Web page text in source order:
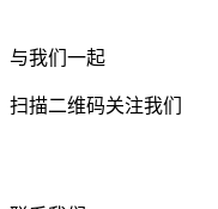
与我们一起
扫描二维码关注我们